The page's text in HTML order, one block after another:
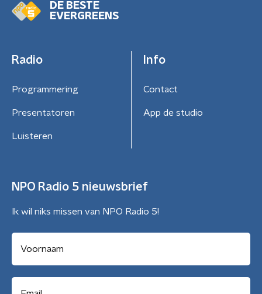
DE BESTE
EVERGREENS
Radio
Programmering
Presentatoren
Luisteren
Info
Contact
App de studio
NPO Radio 5 nieuwsbrief
Ik wil niks missen van NPO Radio 5!